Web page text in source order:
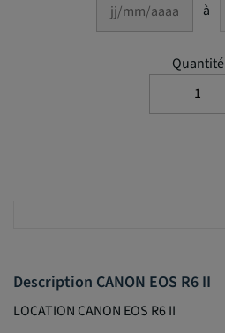
à
Quantité
Description CANON EOS R6 II
LOCATION CANON EOS R6 II